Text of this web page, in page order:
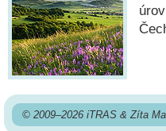
© 2009–2026 iTRAS & Zíta